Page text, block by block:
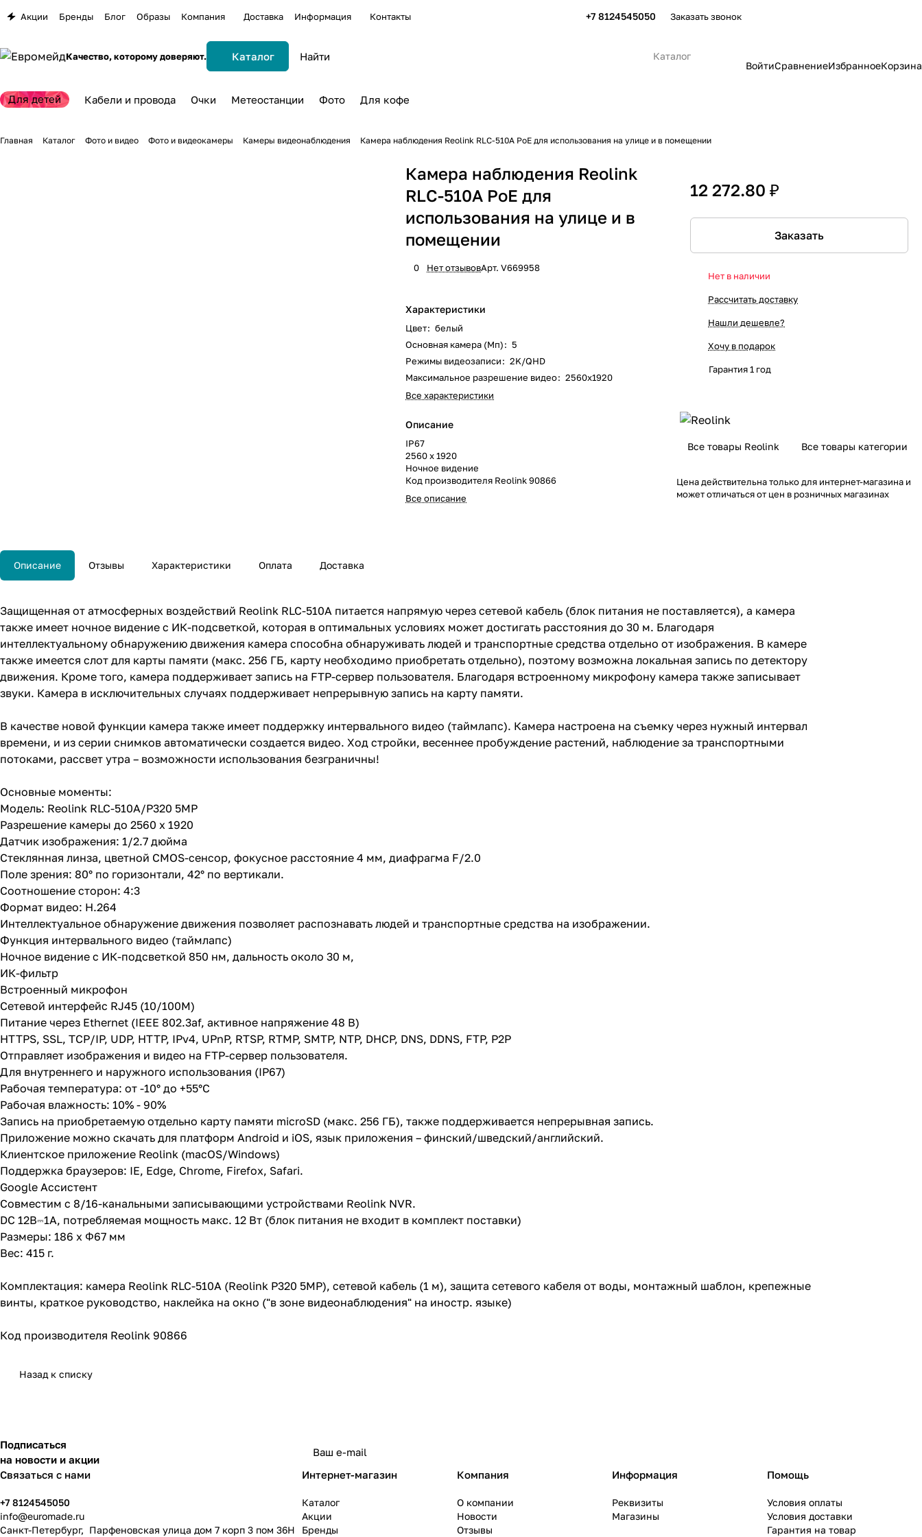
Акции Бренды Блог Образы Компания Доставка Информация Контакты +7 8124545050 Заказать звонок
Качество, которому доверяют. Каталог
Каталог
ВойтиСравнениеИзбранноеКорзина
Для детей Кабели и провода Очки Метеостанции Фото Для кофе
Главная Каталог Фото и видео Фото и видеокамеры Камеры видеонаблюдения Камера наблюдения Reolink RLC-510A PoE для использования на улице и в помещении
Камера наблюдения Reolink
RLC-510A PoE для
использования на улице и в
помещении
0 Нет отзывовАрт.V669958
Характеристики
Цвет: белый
Основная камера (Мп): 5
Режимы видеозаписи: 2K/QHD
Максимальное разрешение видео: 2560х1920
Все характеристики
Описание
IP67
2560 x 1920
Ночное видение
Код производителя Reolink 90866
Все описание
12 272.80 ₽
Заказать
Нет в наличии
Рассчитать доставку
Нашли дешевле?
Хочу в подарок
Гарантия 1 год
Все товары Reolink Все товары категории
Цена действительна только для интернет-магазина и
может отличаться от цен в розничных магазинах
Описание Отзывы Характеристики Оплата Доставка
Защищенная от атмосферных воздействий Reolink RLC-510A питается напрямую через сетевой кабель (блок питания не поставляется), а камера
также имеет ночное видение с ИК-подсветкой, которая в оптимальных условиях может достигать расстояния до 30 м. Благодаря
интеллектуальному обнаружению движения камера способна обнаруживать людей и транспортные средства отдельно от изображения. В камере
также имеется слот для карты памяти (макс. 256 ГБ, карту необходимо приобретать отдельно), поэтому возможна локальная запись по детектору
движения. Кроме того, камера поддерживает запись на FTP-сервер пользователя. Благодаря встроенному микрофону камера также записывает
звуки. Камера в исключительных случаях поддерживает непрерывную запись на карту памяти.
В качестве новой функции камера также имеет поддержку интервального видео (таймлапс). Камера настроена на съемку через нужный интервал
времени, и из серии снимков автоматически создается видео. Ход стройки, весеннее пробуждение растений, наблюдение за транспортными
потоками, рассвет утра – возможности использования безграничны!
Основные моменты:
Модель: Reolink RLC-510A/P320 5MP
Разрешение камеры до 2560 x 1920
Датчик изображения: 1/2.7 дюйма
Стеклянная линза, цветной CMOS-сенсор, фокусное расстояние 4 мм, диафрагма F/2.0
Поле зрения: 80° по горизонтали, 42° по вертикали.
Соотношение сторон: 4:3
Формат видео: H.264
Интеллектуальное обнаружение движения позволяет распознавать людей и транспортные средства на изображении.
Функция интервального видео (таймлапс)
Ночное видение с ИК-подсветкой 850 нм, дальность около 30 м,
ИК-фильтр
Встроенный микрофон
Сетевой интерфейс RJ45 (10/100M)
Питание через Ethernet (IEEE 802.3af, активное напряжение 48 В)
HTTPS, SSL, TCP/IP, UDP, HTTP, IPv4, UPnP, RTSP, RTMP, SMTP, NTP, DHCP, DNS, DDNS, FTP, P2P
Отправляет изображения и видео на FTP-сервер пользователя.
Для внутреннего и наружного использования (IP67)
Рабочая температура: от -10° до +55°C
Рабочая влажность: 10% - 90%
Запись на приобретаемую отдельно карту памяти microSD (макс. 256 ГБ), также поддерживается непрерывная запись.
Приложение можно скачать для платформ Android и iOS, язык приложения – финский/шведский/английский.
Клиентское приложение Reolink (macOS/Windows)
Поддержка браузеров: IE, Edge, Chrome, Firefox, Safari.
Google Ассистент
Совместим с 8/16-канальными записывающими устройствами Reolink NVR.
DC 12В⎓1А, потребляемая мощность макс. 12 Вт (блок питания не входит в комплект поставки)
Размеры: 186 x Φ67 мм
Вес: 415 г.
Комплектация: камера Reolink RLC-510A (Reolink P320 5MP), сетевой кабель (1 м), защита сетевого кабеля от воды, монтажный шаблон, крепежные
винты, краткое руководство, наклейка на окно ("в зоне видеонаблюдения" на иностр. языке)
Код производителя Reolink 90866
Назад к списку
Подписаться
на новости и акции
Связаться с нами
+7 8124545050
info@euromade.ru
Санкт-Петербург, Парфеновская улица дом 7 корп 3 пом 36Н
Интернет-магазин
Каталог
Акции
Бренды
Компания
О компании
Новости
Отзывы
Информация
Реквизиты
Магазины
Помощь
Условия оплаты
Условия доставки
Гарантия на товар